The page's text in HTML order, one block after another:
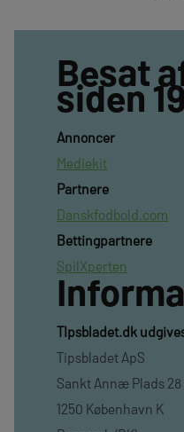
Besat
siden
Annoncer
Mediekit
Partnere
Danskfodbold.com
Bettingpartnere
SpilXperten
TIpsbladet.dk
Tipsbladet ApS
Sankt Annæ Plads 28
1250 København K